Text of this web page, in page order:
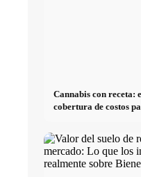
Cannabis con receta:
cobertura de costos